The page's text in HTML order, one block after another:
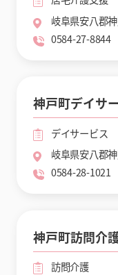
岐阜県安八郡
0584-27-8844
神戸町デイサ
デイサービス
岐阜県安八郡
0584-28-1021
神戸町訪問介
訪問介護